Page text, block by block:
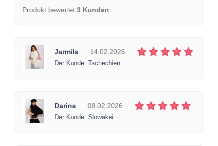
Produkt bewertet 3 Kunden
Jarmila 14.02.2026
Der Kunde: Tschechien
Darina 08.02.2026
Der Kunde: Slowakei